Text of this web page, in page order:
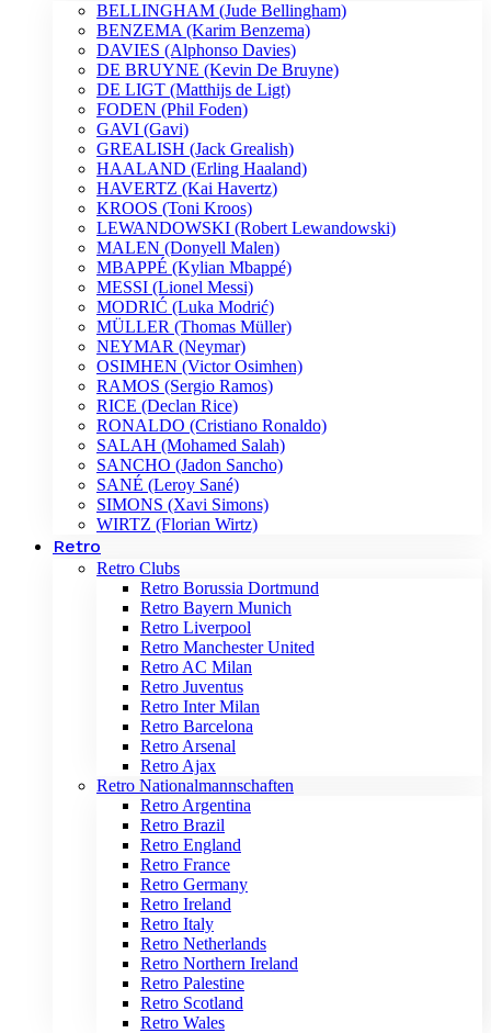
BELLINGHAM (Jude Bellingham)
BENZEMA (Karim Benzema)
DAVIES (Alphonso Davies)
DE BRUYNE (Kevin De Bruyne)
DE LIGT (Matthijs de Ligt)
FODEN (Phil Foden)
GAVI (Gavi)
GREALISH (Jack Grealish)
HAALAND (Erling Haaland)
HAVERTZ (Kai Havertz)
KROOS (Toni Kroos)
LEWANDOWSKI (Robert Lewandowski)
MALEN (Donyell Malen)
MBAPPÉ (Kylian Mbappé)
MESSI (Lionel Messi)
MODRIĆ (Luka Modrić)
MÜLLER (Thomas Müller)
NEYMAR (Neymar)
OSIMHEN (Victor Osimhen)
RAMOS (Sergio Ramos)
RICE (Declan Rice)
RONALDO (Cristiano Ronaldo)
SALAH (Mohamed Salah)
SANCHO (Jadon Sancho)
SANÉ (Leroy Sané)
SIMONS (Xavi Simons)
WIRTZ (Florian Wirtz)
Retro
Retro Clubs
Retro Borussia Dortmund
Retro Bayern Munich
Retro Liverpool
Retro Manchester United
Retro AC Milan
Retro Juventus
Retro Inter Milan
Retro Barcelona
Retro Arsenal
Retro Ajax
Retro Nationalmannschaften
Retro Argentina
Retro Brazil
Retro England
Retro France
Retro Germany
Retro Ireland
Retro Italy
Retro Netherlands
Retro Northern Ireland
Retro Palestine
Retro Scotland
Retro Wales